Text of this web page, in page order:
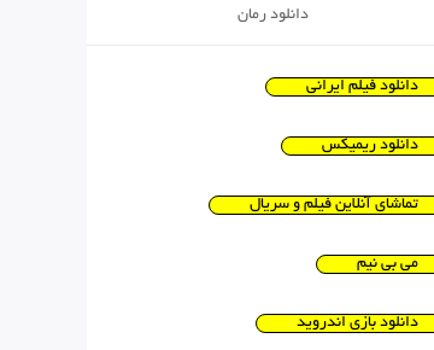
دانلود رمان
دانلود فیلم ایرانی
دانلود ریمیکس
تماشای آنلاین فیلم و سریال
می بی نیم
دانلود بازی اندروید